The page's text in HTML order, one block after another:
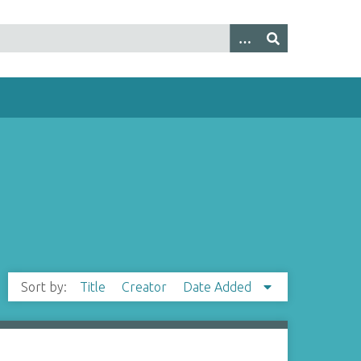
Sort by: Title Creator Date Added